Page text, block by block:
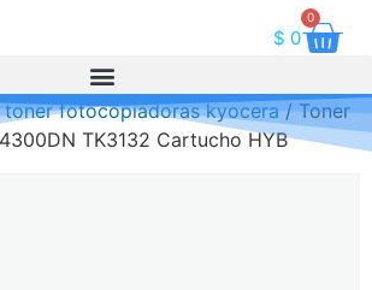
$ 0
0
toner fotocopiadoras kyocera/ Toner
TK3132 Cartucho HYB